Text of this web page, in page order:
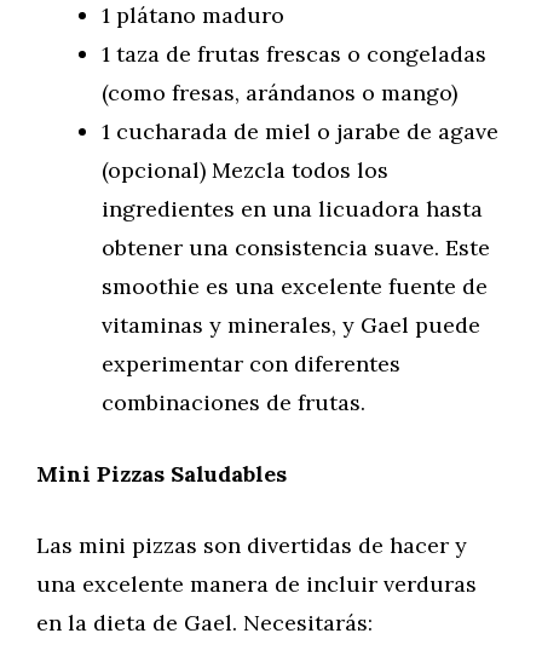
1 plátano maduro
1 taza de frutas frescas o congeladas
(como fresas, arándanos o mango)
1 cucharada de miel o jarabe de agave
(opcional) Mezcla todos los
ingredientes en una licuadora hasta
obtener una consistencia suave. Este
smoothie es una excelente fuente de
vitaminas y minerales, y Gael puede
experimentar con diferentes
combinaciones de frutas.
Mini Pizzas Saludables
Las mini pizzas son divertidas de hacer y
una excelente manera de incluir verduras
en la dieta de Gael. Necesitarás: